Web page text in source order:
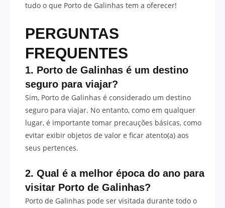
tudo o que Porto de Galinhas tem a oferecer!
PERGUNTAS
FREQUENTES
1. Porto de Galinhas é um destino
seguro para viajar?
Sim, Porto de Galinhas é considerado um destino
seguro para viajar. No entanto, como em qualquer
lugar, é importante tomar precauções básicas, como
evitar exibir objetos de valor e ficar atento(a) aos
seus pertences.
2. Qual é a melhor época do ano para
visitar Porto de Galinhas?
Porto de Galinhas pode ser visitada durante todo o